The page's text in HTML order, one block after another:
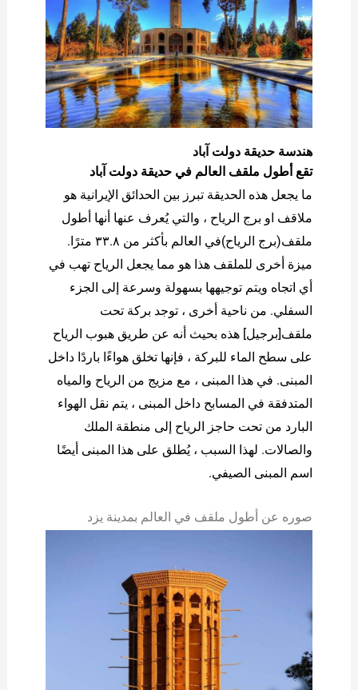
هندسة حديقة دولت آباد
تقع أطول ملقف العالم في حديقة دولت آباد
ما يجعل هذه الحديقة تبرز بين الحدائق الإيرانية هو
ملاقف او برج الریاح ، والتي يُعرف عنها أنها أطول
ملقف(برج الریاح)في العالم بأكثر من ٣٣.٨ مترًا.
ميزة أخرى للملقف هذا هو مما يجعل الرياح تهب في
أي اتجاه ويتم توجيهها بسهولة وسرعة إلى الجزء
السفلي. من ناحية أخرى ، توجد بركة تحت
ملقف[برجیل] هذه بحيث أنه عن طريق هبوب الرياح
على سطح الماء للبركة ، فإنها تخلق هواءًا باردًا داخل
المبنى. في هذا المبنى ، مع مزيج من الرياح والمياه
المتدفقة في المسابح داخل المبنى ، يتم نقل الهواء
البارد من تحت حاجز الرياح إلى منطقة الملك
والصالات. لهذا السبب ، يُطلق على هذا المبنى أيضًا
اسم المبنى الصيفي.
صوره عن أطول ملقف في العالم بمدينة یزد